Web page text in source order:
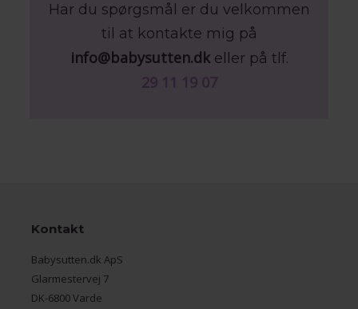
Har du spørgsmål er du velkommen
til at kontakte mig på
info@babysutten.dkeller på tlf.
29 11 19 07
Kontakt
Babysutten.dk ApS
Glarmestervej 7
DK-6800 Varde